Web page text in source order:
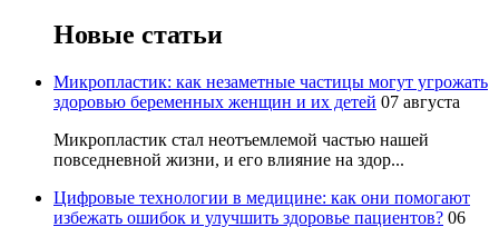
Новые статьи
Микропластик: как незаметные частицы могут угрожать
здоровью беременных женщин и их детей 07 августа
Микропластик стал неотъемлемой частью нашей
повседневной жизни, и его влияние на здор...
Цифровые технологии в медицине: как они помогают
избежать ошибок и улучшить здоровье пациентов? 06